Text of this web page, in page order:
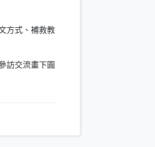
方式、補救教
訪交流畫下圓